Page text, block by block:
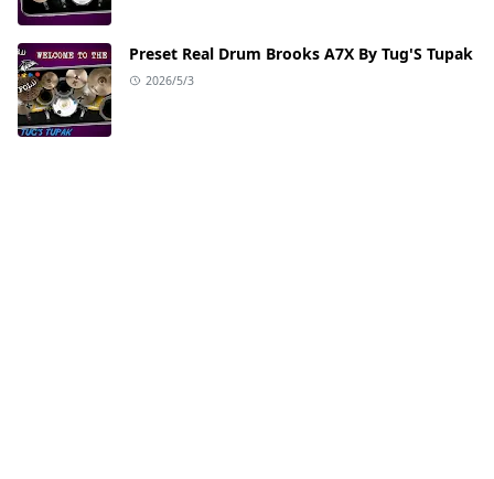
Preset Real Drum Brooks A7X By Tug'S Tupak
2026/5/3